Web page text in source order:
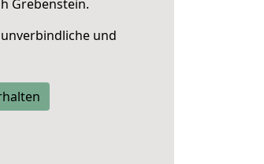
Grebenstein.
und